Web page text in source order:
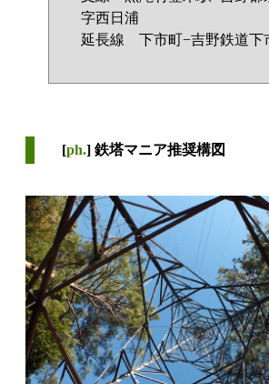
字西日浦
延長線 下市町−吉野鉄道下
[ph.] 鉄塔マニア推奨構図